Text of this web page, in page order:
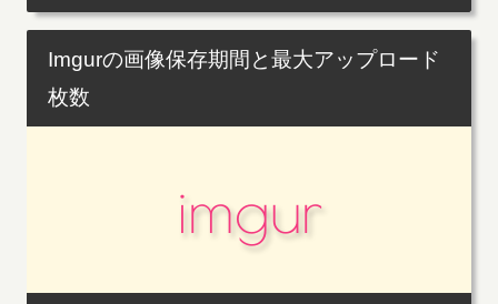
Imgurの画像保存期間と最大アップロード
枚数
imgur